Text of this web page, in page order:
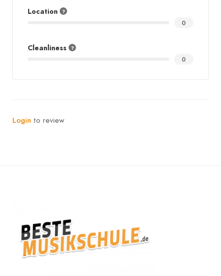
Location
0
Cleanliness
0
Login to review